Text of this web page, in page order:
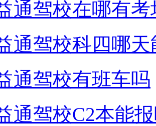
通驾校在哪有考
通驾校科四哪天
通驾校有班车吗
通驾校C2本能